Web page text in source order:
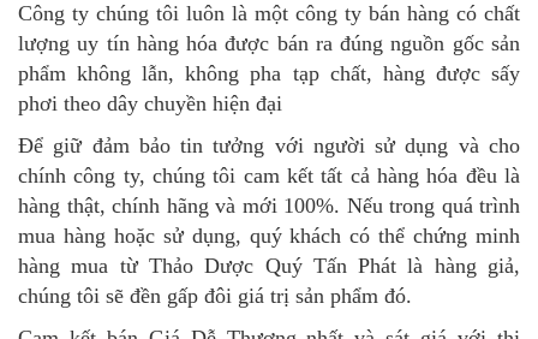
Công ty chúng tôi luôn là một công ty bán hàng có chất
lượng uy tín hàng hóa được bán ra đúng nguồn gốc sản
phẩm không lẫn, không pha tạp chất, hàng được sấy
phơi theo dây chuyền hiện đại
Để giữ đảm bảo tin tưởng với người sử dụng và cho
chính công ty, chúng tôi cam kết tất cả hàng hóa đều là
hàng thật, chính hãng và mới 100%. Nếu trong quá trình
mua hàng hoặc sử dụng, quý khách có thể chứng minh
hàng mua từ Thảo Dược Quý Tấn Phát là hàng giả,
chúng tôi sẽ đền gấp đôi giá trị sản phẩm đó.